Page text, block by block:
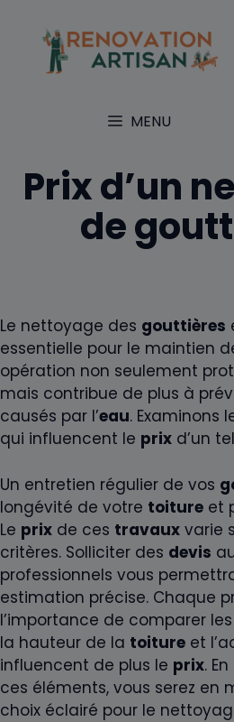
contenu
MENU
Prix d’un
de
Le nettoyage des gouttières
essentielle pour le maintien
opération non seulement
mais contribue de plus à
causés par l’eau. Examinons
qui influencent le prix d’un tel
Un entretien régulier de vos
longévité de votre toiture et
Le prix de ces travaux varie
critères. Solliciter des devis
professionnels vous
estimation précise. Chaque
l’importance de comparer
la hauteur de la toiture et
influencent de plus le prix.
ces éléments, vous serez en
choix éclairé pour le